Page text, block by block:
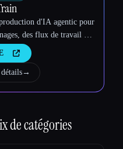
d'IA agentic pour
des flux de travail et
→
de catégories